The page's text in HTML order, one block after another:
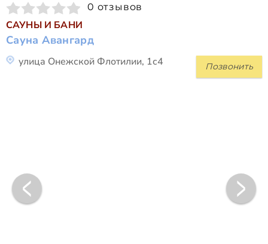
0 отзывов
САУНЫ И БАНИ
Сауна Авангард
Позвонить
улица Онежской Флотилии, 1с4